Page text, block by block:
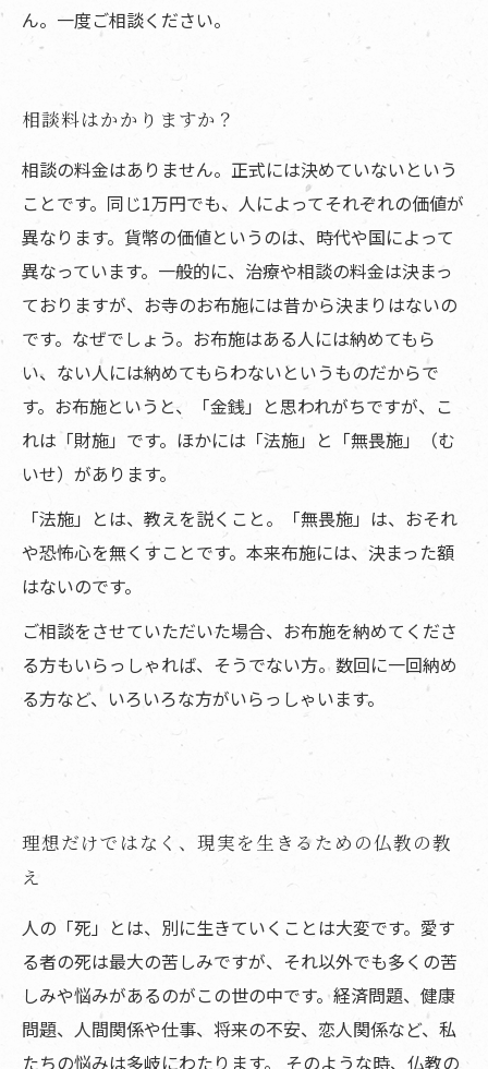
ん。一度ご相談ください。
相談料はかかりますか？
相談の料金はありません。正式には決めていないという
ことです。同じ1万円でも、人によってそれぞれの価値が
異なります。貨幣の価値というのは、時代や国によって
異なっています。一般的に、治療や相談の料金は決まっ
ておりますが、お寺のお布施には昔から決まりはないの
です。なぜでしょう。お布施はある人には納めてもら
い、ない人には納めてもらわないというものだからで
す。お布施というと、「金銭」と思われがちですが、こ
れは「財施」です。ほかには「法施」と「無畏施」（む
いせ）があります。
「法施」とは、教えを説くこと。「無畏施」は、おそれ
や恐怖心を無くすことです。本来布施には、決まった額
はないのです。
ご相談をさせていただいた場合、お布施を納めてくださ
る方もいらっしゃれば、そうでない方。数回に一回納め
る方など、いろいろな方がいらっしゃいます。​​​
理想だけではなく、現実を生きるための仏教の教
え
人の「死」とは、別に生きていくことは大変です。愛す
る者の死は最大の苦しみですが、それ以外でも多くの苦
しみや悩みがあるのがこの世の中です。経済問題、健康
問題、人間関係や仕事、将来の不安、恋人関係など、私
たちの悩みは多岐にわたります。 そのような時、仏教の